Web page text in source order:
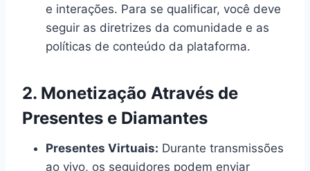
e interações. Para se qualificar, você deve
seguir as diretrizes da comunidade e as
políticas de conteúdo da plataforma.
2. Monetização Através de
Presentes e Diamantes
Presentes Virtuais: Durante transmissões
ao vivo, os seguidores podem enviar